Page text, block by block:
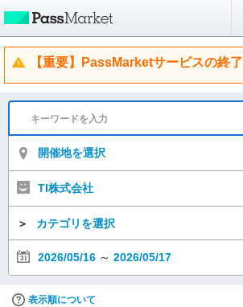
【重要】PassMarketサービスの終
開催地を選択
TI株式会社
＞ カテゴリを選択
2026/05/16 ～ 2026/05/17
表示順について